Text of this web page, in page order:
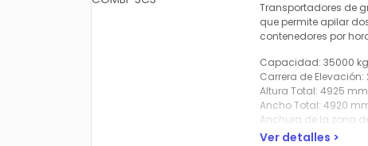
Transportadores de
que permite apilar
contenedores por
Capacidad: 35000 kg
Carrera de Elevación:
Altura Total: 4925
Ancho Total: 4920
Anchura de la zona
Altura de la zona de
Ver detalles >